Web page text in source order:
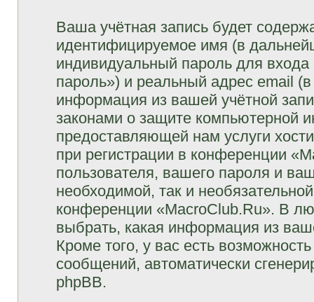
Ваша учётная запись будет
идентифицируемое имя (в
индивидуальный пароль для
пароль») и реальный адрес email
информация из вашей учётной
законами о защите компьютерной
предоставляющей нам услуги
при регистрации в конференции
пользователя, вашего пароля и
необходимой, так и
конференции «MacroClub.Ru». В
выбрать, какая информация из
Кроме того, у вас есть
сообщений, автоматически
phpBB.